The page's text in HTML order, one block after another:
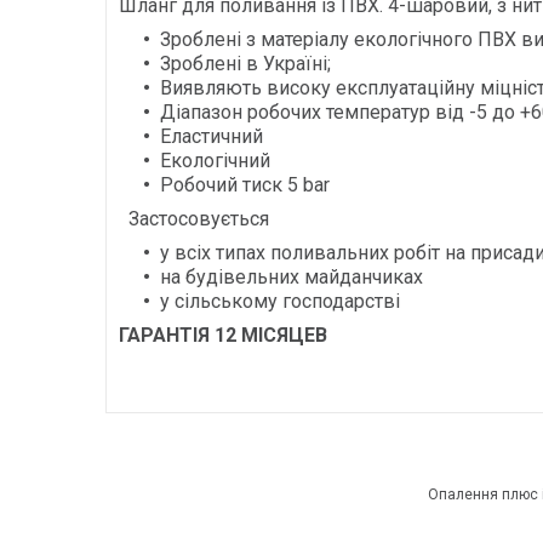
Шланг для поливання із ПВХ. 4-шаровий, з
Зроблені з матеріалу екологічного ПВХ
Зроблені в Україні;
Виявляють високу експлуатаційну
Діапазон робочих температур від -5 до
Еластичний
Екологічний
Робочий тиск 5 bar
Застосовується
у всіх типах поливальних робіт на
на будівельних майданчиках
у сільському господарстві
ГАРАНТІЯ 12 МІСЯЦЕВ